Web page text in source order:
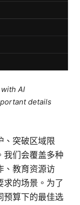
AI
details
、突破区域限
我们会覆盖多种
、教育资源访
求的场景。为了
预算下的最佳选